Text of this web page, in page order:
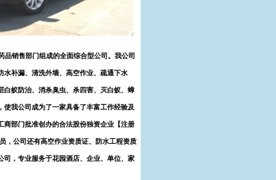
销售部门组成的全面综合型公司。我公司
水补漏、清洗外墙、高空作业、疏通下水
白蚁防治、消杀臭虫、杀四害、灭白蚁、蟑
我公司成为了一家具备了丰富工作经验及
部门批准创办的合法股份独资企业【注册
，公司还有高空作业资质证、防水工程资质
司，专业服务于花园酒店、企业、单位、家